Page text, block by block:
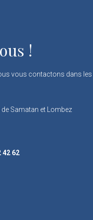
!
vous contactons dans les
Samatan et Lombez
42 62